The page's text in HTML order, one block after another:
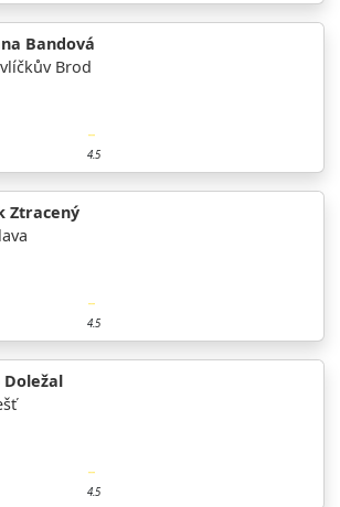
Bandová
Brod
4.5
Ztracený
4.5
Doležal
4.5